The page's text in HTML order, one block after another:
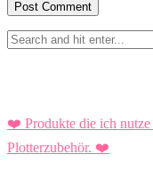
❤️ Produkte die ich nutze
Plotterzubehör. ❤️